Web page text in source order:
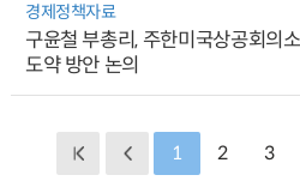
경제정책자료
구윤철 부총리, 주한미국상공회의
도약 방안 논의
1 2 3